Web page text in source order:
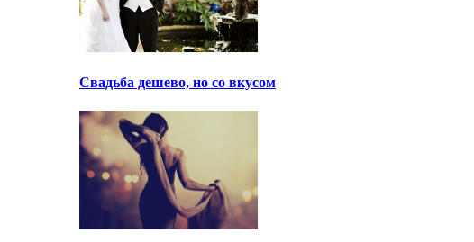
Свадьба дешево, но со вкусом